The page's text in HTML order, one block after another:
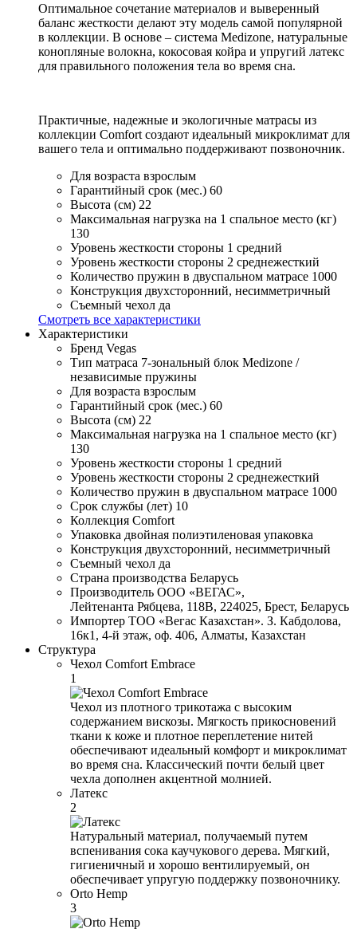
Оптимальное сочетание материалов и выверенный
баланс жесткости делают эту модель самой популярной
в коллекции. В основе – система Medizone, натуральные
конопляные волокна, кокосовая койра и упругий латекс
для правильного положения тела во время сна.
Практичные, надежные и экологичные матрасы из
коллекции Comfort создают идеальный микроклимат для
вашего тела и оптимально поддерживают позвоночник.
Для возраста взрослым
Гарантийный срок (мес.) 60
Высота (см) 22
Максимальная нагрузка на 1 спальное место (кг)
130
Уровень жесткости стороны 1 средний
Уровень жесткости стороны 2 среднежесткий
Количество пружин в двуспальном матрасе 1000
Конструкция двухсторонний, несимметричный
Съемный чехол да
Смотреть все характеристики
Характеристики
Бренд Vegas
Тип матраса 7-зональный блок Medizone /
независимые пружины
Для возраста взрослым
Гарантийный срок (мес.) 60
Высота (см) 22
Максимальная нагрузка на 1 спальное место (кг)
130
Уровень жесткости стороны 1 средний
Уровень жесткости стороны 2 среднежесткий
Количество пружин в двуспальном матрасе 1000
Срок службы (лет) 10
Коллекция Comfort
Упаковка двойная полиэтиленовая упаковка
Конструкция двухсторонний, несимметричный
Съемный чехол да
Страна производства Беларусь
Производитель ООО «ВЕГАС»,
Лейтенанта Рябцева, 118В, 224025, Брест, Беларусь
Импортер ТОО «Вегас Казахстан». З. Кабдолова,
16к1, 4-й этаж, оф. 406, Алматы, Казахстан
Структура
Чехол Comfort Embrace
1
Чехол из плотного трикотажа с высоким
содержанием вискозы. Мягкость прикосновений
ткани к коже и плотное переплетение нитей
обеспечивают идеальный комфорт и микроклимат
во время сна. Классический почти белый цвет
чехла дополнен акцентной молнией.
Латекс
2
Натуральный материал, получаемый путем
вспенивания сока каучукового дерева. Мягкий,
гигиеничный и хорошо вентилируемый, он
обеспечивает упругую поддержку позвоночнику.
Orto Hemp
3